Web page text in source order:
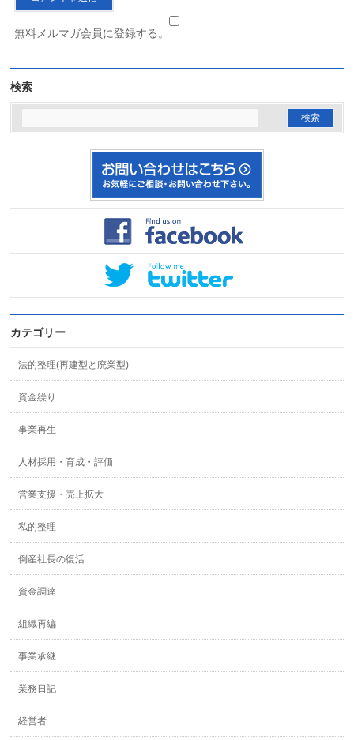
無料メルマガ会員に登録する。
検索
カテゴリー
法的整理(再建型と廃業型)
資金繰り
事業再生
人材採用・育成・評価
営業支援・売上拡大
私的整理
倒産社長の復活
資金調達
組織再編
事業承継
業務日記
経営者